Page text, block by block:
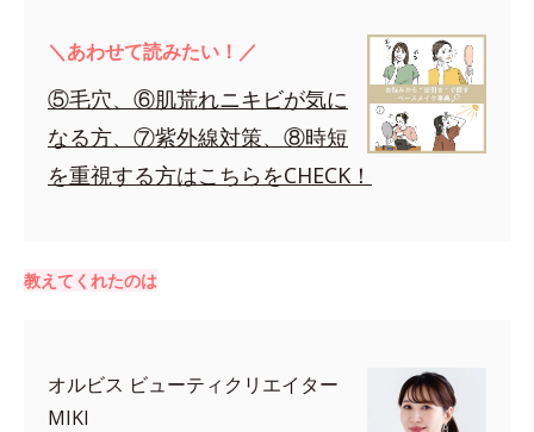
＼あわせて読みたい！／
⑤毛穴、⑥肌荒れニキビが気に
なる方、⑦紫外線対策、⑧時短
を重視する方はこちらをCHECK！
教えてくれたのは
オルビス ビューティクリエイター
MIKI